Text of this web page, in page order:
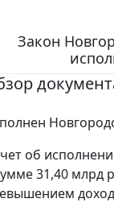
Закон
об
31,40 млрд